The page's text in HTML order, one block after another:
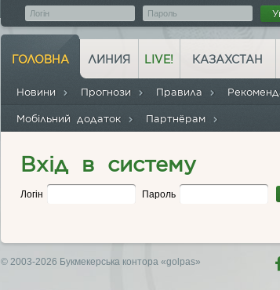
ГОЛОВНА
Новини Прогнози Правила
Мобільний додаток Партнёрам
ЛИНИЯ LIVE! КАЗАХСТАН
Вхід в систему
Логін Пароль
© 2003-2026 Букмекерська контора «golpas»